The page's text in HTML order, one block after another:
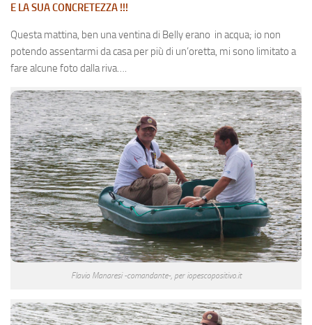
E LA SUA CONCRETEZZA !!!
Questa mattina, ben una ventina di Belly erano in acqua; io non
potendo assentarmi da casa per più di un’oretta, mi sono limitato a
fare alcune foto dalla riva….
Flavio Manaresi -comandante-, per iopescopositivo.it